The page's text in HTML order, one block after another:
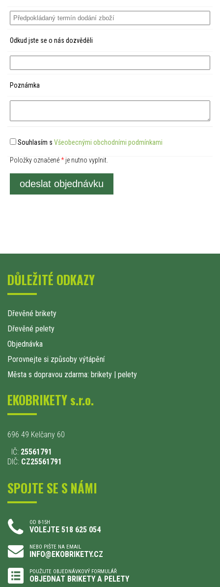
Odkud jste se o nás dozvěděli
Poznámka
Souhlasím s Všeobecnými obchodními podmínkami
Položky označené*je nutno vyplnit.
odeslat objednávku
DŮLEŽITÉ ODKAZY
Dřevěné brikety
Dřevěné pelety
Objednávka
Porovnejte si způsoby výtápění
Města s dopravou zdarma: brikety | pelety
EKOBRIKETY s.r.o.
696 49 Kelčany 60
IČ: 25561791
DIČ: CZ25561791
SPOJTE SE S NÁMI
OD 8-15H
VOLEJTE 518 625 054
NEBO PIŠTE NA EMAIL
INFO@EKOBRIKETY.CZ
POUŽIJTE OBJEDNÁVKOVÝ FORMULÁŘ
OBJEDNAT BRIKETY A PELETY